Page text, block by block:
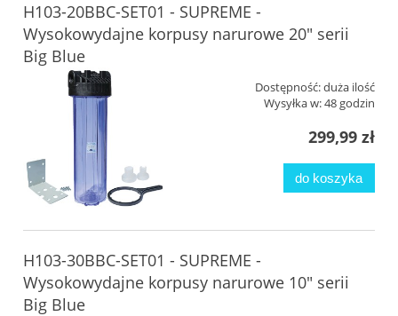
H103-20BBC-SET01 - SUPREME -
Wysokowydajne korpusy narurowe 20" serii
Big Blue
Dostępność:duża ilość
Wysyłka w:48 godzin
299,99 zł
do koszyka
H103-30BBC-SET01 - SUPREME -
Wysokowydajne korpusy narurowe 10" serii
Big Blue